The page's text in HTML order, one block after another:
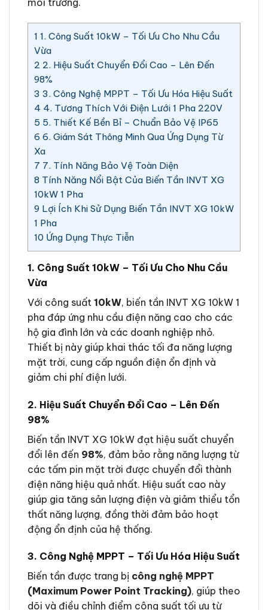
1 1. Công Suất 10kW – Tối Ưu Cho Nhu Cầu
Vừa
2 2. Hiệu Suất Chuyển Đổi Cao – Lên Đến
98%
3 3. Công Nghệ MPPT – Tối Ưu Hóa Hiệu Suất
4 4. Tương Thích Với Điện Lưới 1 Pha 220V
5 5. Thiết Kế Bền Bỉ – Chuẩn Bảo Vệ IP65
6 6. Giám Sát Thông Minh Qua Ứng Dụng Từ
Xa
7 7. Tính Năng Bảo Vệ Toàn Diện
8 Tính Năng Nổi Bật Của Biến Tần INVT XG
10kW 1 Pha
9 Lợi Ích Khi Sử Dụng Biến Tần INVT XG 10kW
1 Pha
10 Ứng Dụng Thực Tiễn
1. Công Suất 10kW – Tối Ưu Cho Nhu Cầu
Vừa
Với công suất 10kW, biến tần INVT XG 10kW 1
pha đáp ứng nhu cầu điện năng cao cho các
hộ gia đình lớn và các doanh nghiệp nhỏ.
Thiết bị này giúp khai thác tối đa năng lượng
mặt trời, cung cấp nguồn điện ổn định và
giảm chi phí điện lưới.
2. Hiệu Suất Chuyển Đổi Cao – Lên Đến
98%
Biến tần INVT XG 10kW đạt hiệu suất chuyển
đổi lên đến 98%, đảm bảo rằng năng lượng từ
các tấm pin mặt trời được chuyển đổi thành
điện năng hiệu quả nhất. Hiệu suất cao này
giúp gia tăng sản lượng điện và giảm thiểu tổn
thất năng lượng, đồng thời đảm bảo hoạt
động ổn định của hệ thống.
3. Công Nghệ MPPT – Tối Ưu Hóa Hiệu Suất
Biến tần được trang bị công nghệ MPPT
(Maximum Power Point Tracking), giúp theo
dõi và điều chỉnh điểm công suất tối ưu từ